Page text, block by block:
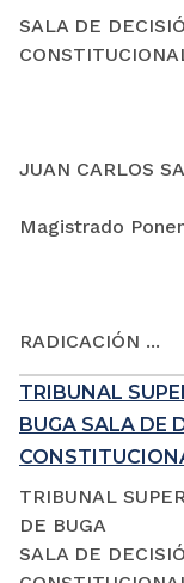
SALA DE
JUAN CARLOS
Magistrado
RADICACIÓN ...
TRIBUNAL
BUGA SALA DE
TRIBUNAL
DE BUGA
SALA DE